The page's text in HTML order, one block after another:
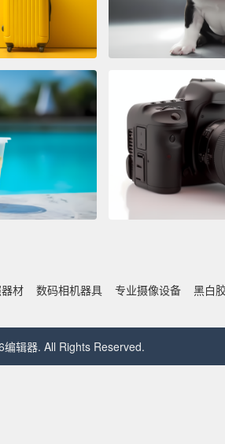
材 数码相机器具 专业摄像设备
黑白
辑器. All Rights Reserved.